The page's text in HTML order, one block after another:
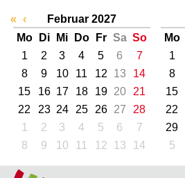
« ‹
Februar 2027
Mo
Di Mi Do Fr Sa So
1
2 3 4 5 6
7
8
9 10 11 12 13
14
15
16 17 18 19 20
21
22
23 24 25 26 27
28
1
2 3 4 5 6
7
8
9 10 11 12 13 14
Mo
1
8
15
22
29
5